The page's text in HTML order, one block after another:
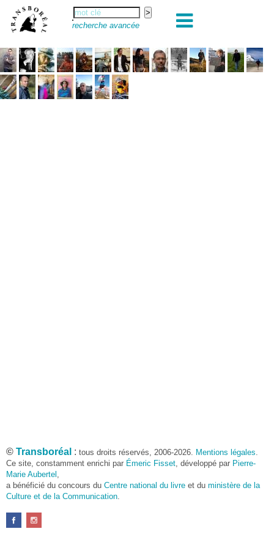
recherche avancée
© Transboréal : tous droits réservés, 2006-2026. Mentions légales.
Ce site, constamment enrichi par Émeric Fisset, développé par Pierre-
Marie Aubertel ,
a bénéficié du concours du Centre national du livre et du ministère de la
Culture et de la Communication.